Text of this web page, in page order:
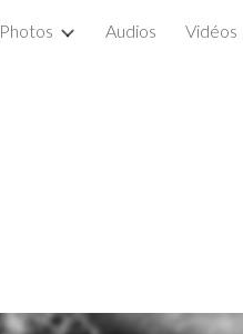
Photos Audios Vidéos